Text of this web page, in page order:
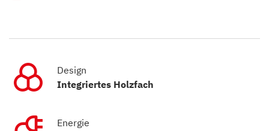
Design
Integriertes Holzfach
Energie